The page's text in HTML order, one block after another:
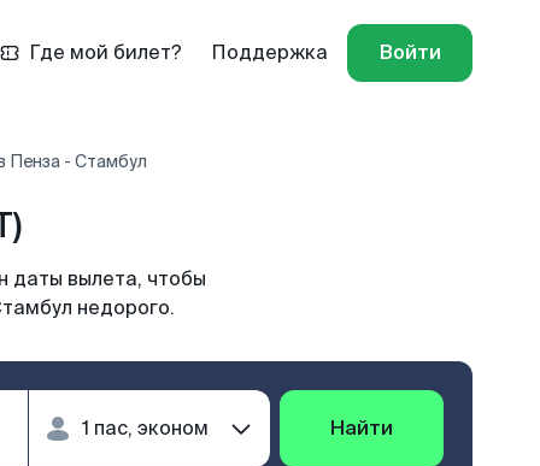
Где мой билет? Поддержка Войти
Пенза - Стамбул
даты вылета, чтобы
недорого.
Найти